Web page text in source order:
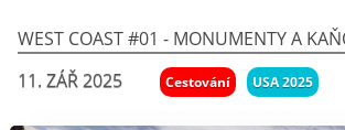
West Coast #01 - Monumenty a
11. ZÁŘ 2025 Cestování USA 2025